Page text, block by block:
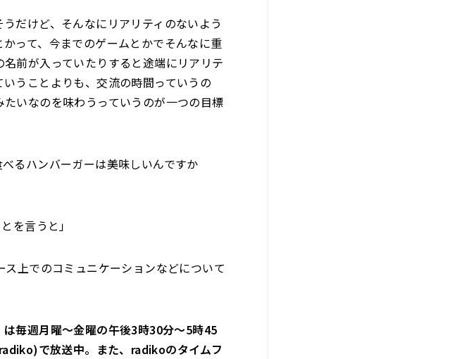
だけど、そんなにリアリティのないよう
って、今までのゲームとかでそんなに重
前が入っていたりすると途端にリアリテ
うことよりも、交流の時間っていうの
いなのを味わうっていうのが一つの目標
るハンバーガーは美味しいんですか
を言うと」
上でのコミュニケーションなどについて
毎週月曜〜金曜の午後3時30分〜5時45
で放送中。また、radikoのタイムフ